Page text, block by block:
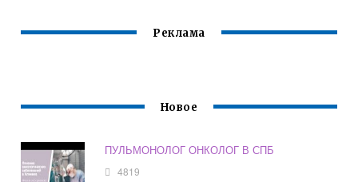
Реклама
Новое
ПУЛЬМОНОЛОГ ОНКОЛОГ В СПБ
4819